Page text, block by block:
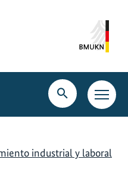
Suche
öffnen
industrial y laboral